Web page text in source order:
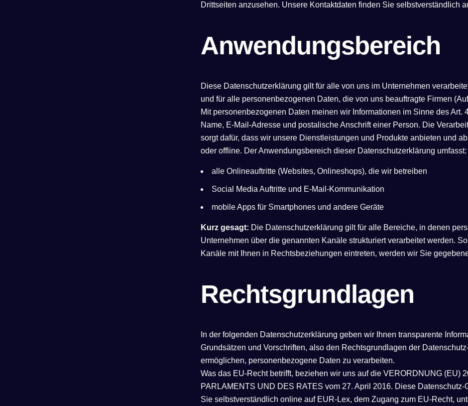
Drittseiten anzusehen. Unsere Kontaktdaten finden Sie selbstverständlich
Anwendungsbereich
Diese Datenschutzerklärung gilt für alle von uns im Unternehmen
und für alle personenbezogenen Daten, die von uns beauftragte Firmen
Mit personenbezogenen Daten meinen wir Informationen im Sinne des Art.
Name, E-Mail-Adresse und postalische Anschrift einer Person. Die
sorgt dafür, dass wir unsere Dienstleistungen und Produkte anbieten und
oder offline. Der Anwendungsbereich dieser Datenschutzerklärung umfasst:
alle Onlineauftritte (Websites, Onlineshops), die wir betreiben
Social Media Auftritte und E-Mail-Kommunikation
mobile Apps für Smartphones und andere Geräte
Kurz gesagt: Die Datenschutzerklärung gilt für alle Bereiche, in denen
Unternehmen über die genannten Kanäle strukturiert verarbeitet werden.
Kanäle mit Ihnen in Rechtsbeziehungen eintreten, werden wir Sie
Rechtsgrundlagen
In der folgenden Datenschutzerklärung geben wir Ihnen transparente
Grundsätzen und Vorschriften, also den Rechtsgrundlagen der
ermöglichen, personenbezogene Daten zu verarbeiten.
Was das EU-Recht betrifft, beziehen wir uns auf die VERORDNUNG (EU)
PARLAMENTS UND DES RATES vom 27. April 2016. Diese
Sie selbstverständlich online auf EUR-Lex, dem Zugang zum EU-Recht,